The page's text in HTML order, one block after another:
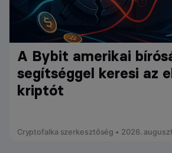
A Bybit amerikai
segítséggel keresi az
kriptót
Cryptofalka szerkesztőség • 2026.